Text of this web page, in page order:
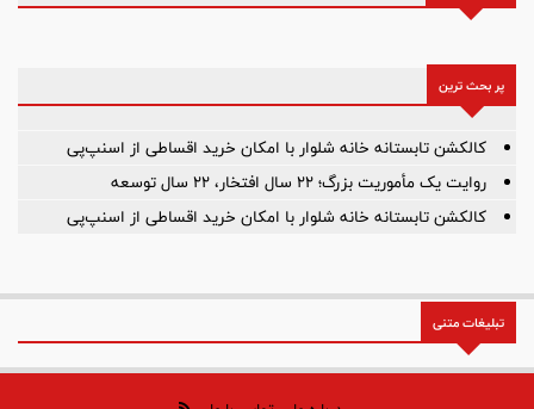
پر بحث ترین
کالکشن تابستانه خانه شلوار با امکان خرید اقساطی از اسنپ‌پی
روایت یک مأموریت بزرگ؛ ۲۲ سال افتخار، ۲۲ سال توسعه
کالکشن تابستانه خانه شلوار با امکان خرید اقساطی از اسنپ‌پی
تبلیغات متنی